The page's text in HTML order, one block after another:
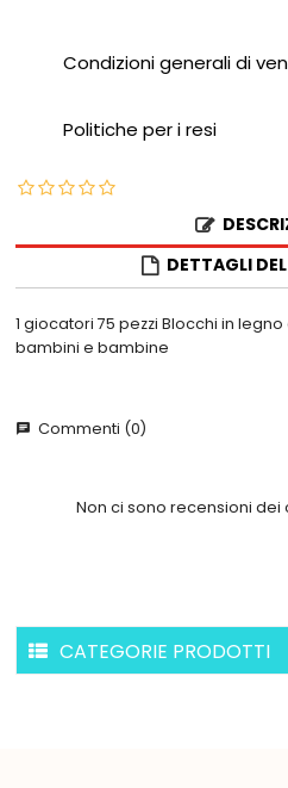
Condizioni generali di
Politiche per i resi
DETTAGLI
1 giocatori 75 pezzi Blocchi in
bambini e bambine
chat Commenti (0)
Non ci sono recensioni dei
CATEGORIE PRODOTTI